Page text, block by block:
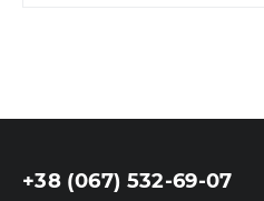
+38 (067) 532-69-07